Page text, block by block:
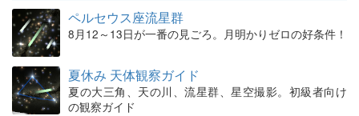
ペルセウス座流星群
8月12～13日が一番の見ごろ。月明かりゼロの好条件！
夏休み 天体観察ガイド
夏の大三角、天の川、流星群、星空撮影。初級者向け
の観察ガイド